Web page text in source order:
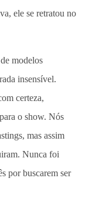
ele se retratou no
modelos
insensível.
certeza,
o show. Nós
mas assim
Nunca foi
por buscarem ser